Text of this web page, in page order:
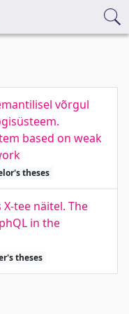
võrgul
based on weak
theses
tee näitel. The
in the
theses